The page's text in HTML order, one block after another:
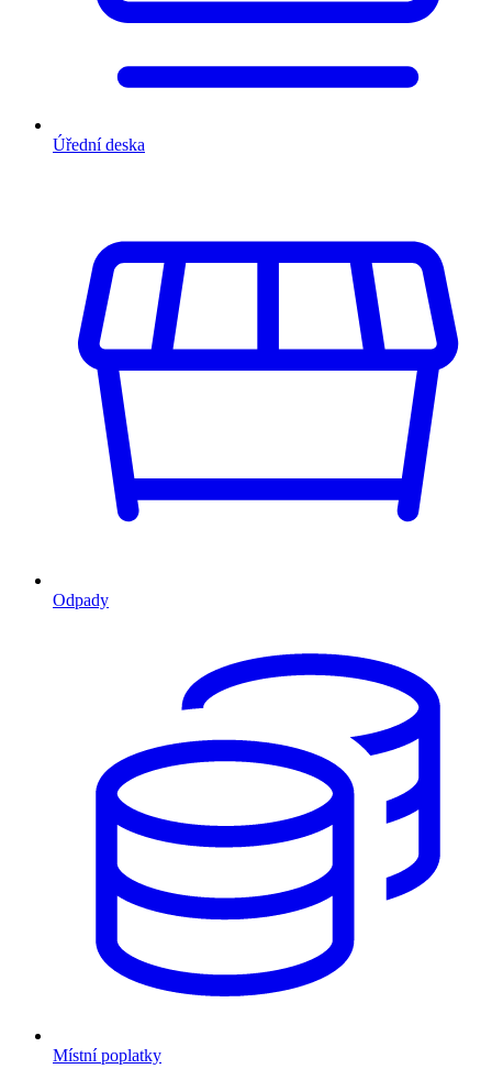
Úřední deska
Odpady
Místní poplatky